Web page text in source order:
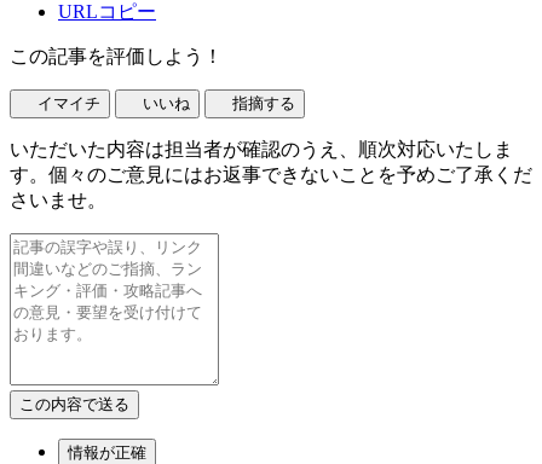
URLコピー
この記事を評価しよう！
イマイチ いいね 指摘する
いただいた内容は担当者が確認のうえ、順次対応いたしま
す。個々のご意見にはお返事できないことを予めご了承くだ
さいませ。
情報が正確